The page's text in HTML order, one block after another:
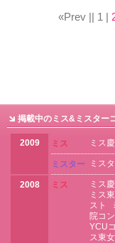
«Prev || 1 |
掲載中のミス&ミスター
2009 ミス ミス
ミスター ミス
2008 ミス
ミス
ミス
スト
院コ
YCU
ス東